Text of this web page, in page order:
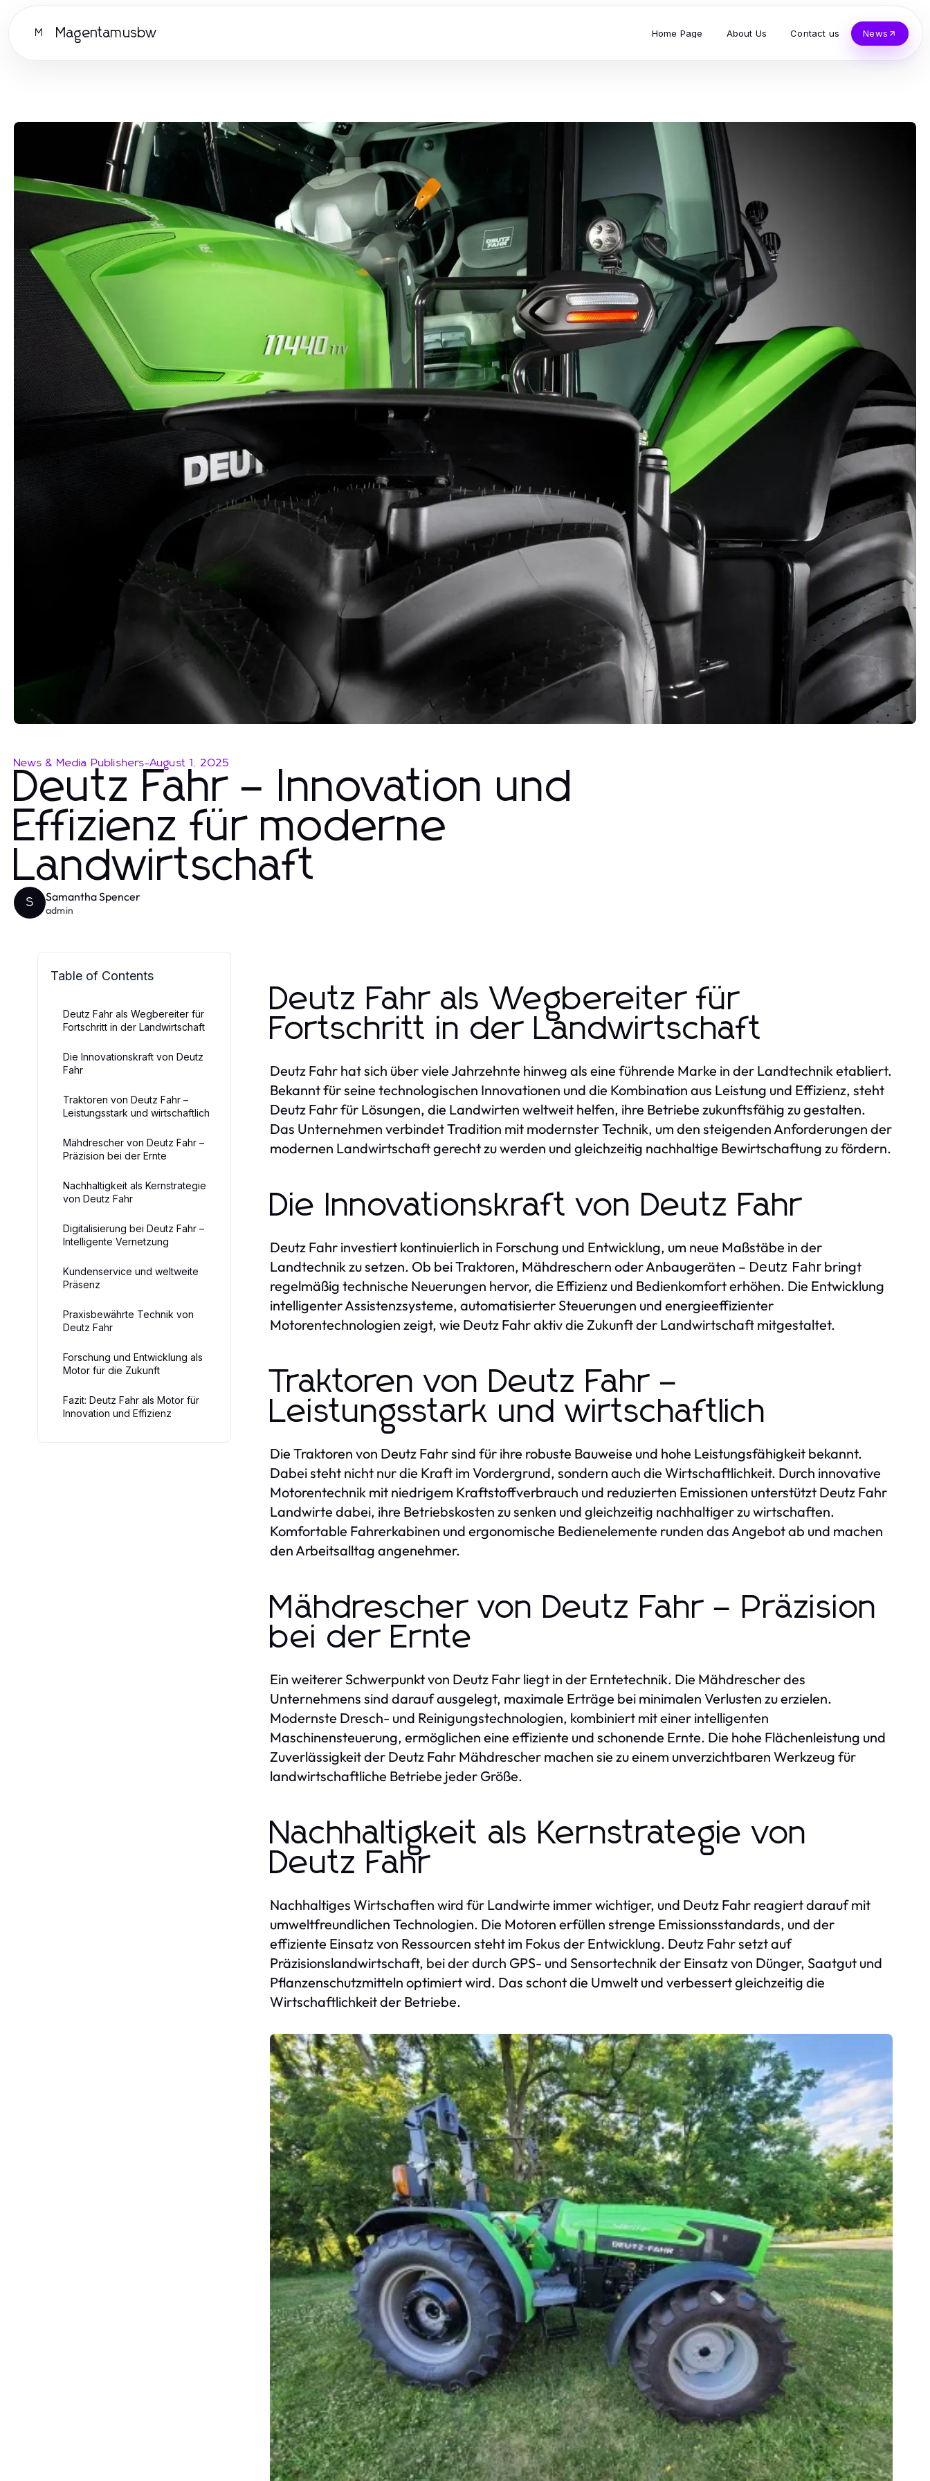
M Magentamusbw Home Page About Us Contact us News
News & Media Publishers-August 1, 2025
Deutz Fahr – Innovation und
Effizienz für moderne
Landwirtschaft
S Samantha Spencer
admin
Table of Contents
Deutz Fahr als Wegbereiter für
Fortschritt in der Landwirtschaft
Die Innovationskraft von Deutz
Fahr
Traktoren von Deutz Fahr –
Leistungsstark und wirtschaftlich
Mähdrescher von Deutz Fahr –
Präzision bei der Ernte
Nachhaltigkeit als Kernstrategie
von Deutz Fahr
Digitalisierung bei Deutz Fahr –
Intelligente Vernetzung
Kundenservice und weltweite
Präsenz
Praxisbewährte Technik von
Deutz Fahr
Forschung und Entwicklung als
Motor für die Zukunft
Fazit: Deutz Fahr als Motor für
Innovation und Effizienz
Deutz Fahr als Wegbereiter für
Fortschritt in der Landwirtschaft
Deutz Fahr hat sich über viele Jahrzehnte hinweg als eine führende Marke in der Landtechnik etabliert.
Bekannt für seine technologischen Innovationen und die Kombination aus Leistung und Effizienz, steht
Deutz Fahr für Lösungen, die Landwirten weltweit helfen, ihre Betriebe zukunftsfähig zu gestalten.
Das Unternehmen verbindet Tradition mit modernster Technik, um den steigenden Anforderungen der
modernen Landwirtschaft gerecht zu werden und gleichzeitig nachhaltige Bewirtschaftung zu fördern.
Die Innovationskraft von Deutz Fahr
Deutz Fahr investiert kontinuierlich in Forschung und Entwicklung, um neue Maßstäbe in der
Landtechnik zu setzen. Ob bei Traktoren, Mähdreschern oder Anbaugeräten – Deutz Fahr bringt
regelmäßig technische Neuerungen hervor, die Effizienz und Bedienkomfort erhöhen. Die Entwicklung
intelligenter Assistenzsysteme, automatisierter Steuerungen und energieeffizienter
Motorentechnologien zeigt, wie Deutz Fahr aktiv die Zukunft der Landwirtschaft mitgestaltet.
Traktoren von Deutz Fahr –
Leistungsstark und wirtschaftlich
Die Traktoren von Deutz Fahr sind für ihre robuste Bauweise und hohe Leistungsfähigkeit bekannt.
Dabei steht nicht nur die Kraft im Vordergrund, sondern auch die Wirtschaftlichkeit. Durch innovative
Motorentechnik mit niedrigem Kraftstoffverbrauch und reduzierten Emissionen unterstützt Deutz Fahr
Landwirte dabei, ihre Betriebskosten zu senken und gleichzeitig nachhaltiger zu wirtschaften.
Komfortable Fahrerkabinen und ergonomische Bedienelemente runden das Angebot ab und machen
den Arbeitsalltag angenehmer.
Mähdrescher von Deutz Fahr – Präzision
bei der Ernte
Ein weiterer Schwerpunkt von Deutz Fahr liegt in der Erntetechnik. Die Mähdrescher des
Unternehmens sind darauf ausgelegt, maximale Erträge bei minimalen Verlusten zu erzielen.
Modernste Dresch- und Reinigungstechnologien, kombiniert mit einer intelligenten
Maschinensteuerung, ermöglichen eine effiziente und schonende Ernte. Die hohe Flächenleistung und
Zuverlässigkeit der Deutz Fahr Mähdrescher machen sie zu einem unverzichtbaren Werkzeug für
landwirtschaftliche Betriebe jeder Größe.
Nachhaltigkeit als Kernstrategie von
Deutz Fahr
Nachhaltiges Wirtschaften wird für Landwirte immer wichtiger, und Deutz Fahr reagiert darauf mit
umweltfreundlichen Technologien. Die Motoren erfüllen strenge Emissionsstandards, und der
effiziente Einsatz von Ressourcen steht im Fokus der Entwicklung. Deutz Fahr setzt auf
Präzisionslandwirtschaft, bei der durch GPS- und Sensortechnik der Einsatz von Dünger, Saatgut und
Pflanzenschutzmitteln optimiert wird. Das schont die Umwelt und verbessert gleichzeitig die
Wirtschaftlichkeit der Betriebe.